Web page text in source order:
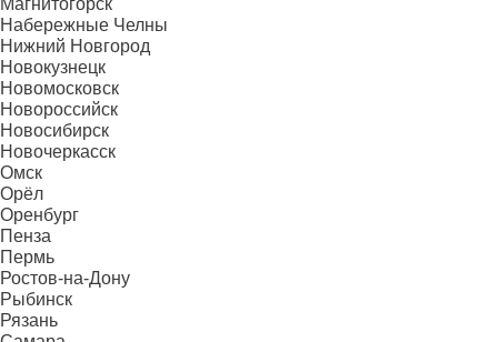
Магнитогорск
Набережные Челны
Нижний Новгород
Новокузнецк
Новомосковск
Новороссийск
Новосибирск
Новочеркасск
Омск
Орёл
Оренбург
Пенза
Пермь
Ростов-на-Дону
Рыбинск
Рязань